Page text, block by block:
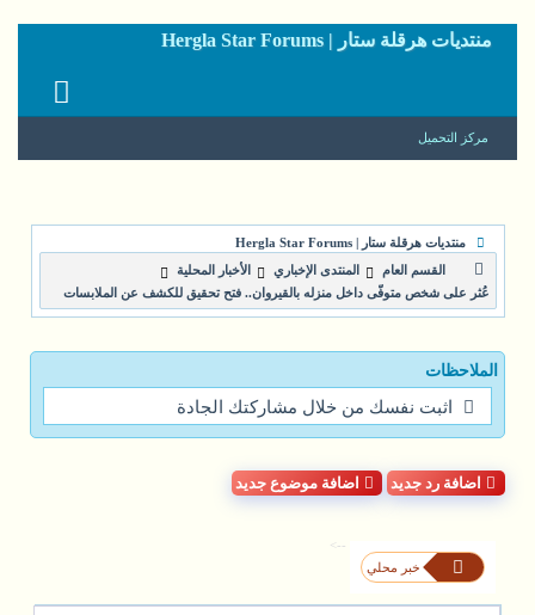
منتديات هرقلة ستار | Hergla Star Forums
مركز التحميل
منتديات هرقلة ستار | Hergla Star Forums
القسم العام
المنتدى الإخباري
الأخبار المحلية
عُثر على شخص متوفّى داخل منزله بالقيروان.. فتح تحقيق للكشف عن الملابسات
الملاحظات
اثبت نفسك من خلال مشاركتك الجادة
اضافة رد جديد اضافة موضوع جديد
خبر محلي
-->